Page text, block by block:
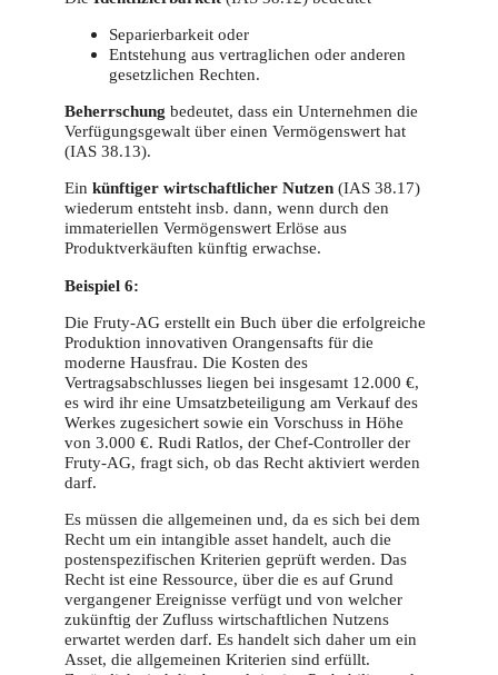
Separierbarkeit oder
Entstehung aus vertraglichen oder anderen
gesetzlichen Rechten.
Beherrschung bedeutet, dass ein Unternehmen die
Verfügungsgewalt über einen Vermögenswert hat
(IAS 38.13).
Ein künftiger wirtschaftlicher Nutzen (IAS 38.17)
wiederum entsteht insb. dann, wenn durch den
immateriellen Vermögenswert Erlöse aus
Produktverkäuften künftig erwachse.
Beispiel 6:
Die Fruty-AG erstellt ein Buch über die erfolgreiche
Produktion innovativen Orangensafts für die
moderne Hausfrau. Die Kosten des
Vertragsabschlusses liegen bei insgesamt 12.000 €,
es wird ihr eine Umsatzbeteiligung am Verkauf des
Werkes zugesichert sowie ein Vorschuss in Höhe
von 3.000 €. Rudi Ratlos, der Chef-Controller der
Fruty-AG, fragt sich, ob das Recht aktiviert werden
darf.
Es müssen die allgemeinen und, da es sich bei dem
Recht um ein intangible asset handelt, auch die
postenspezifischen Kriterien geprüft werden. Das
Recht ist eine Ressource, über die es auf Grund
vergangener Ereignisse verfügt und von welcher
zukünftig der Zufluss wirtschaftlichen Nutzens
erwartet werden darf. Es handelt sich daher um ein
Asset, die allgemeinen Kriterien sind erfüllt.